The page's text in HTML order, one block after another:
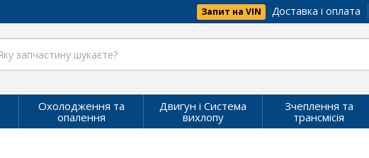
Запит на VIN Доставка і оплата
Охолодження та
опалення
Двигун і Система
вихлопу
Зчеплення та
трансмісія